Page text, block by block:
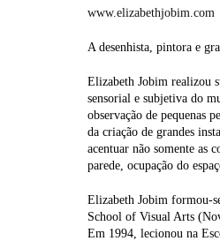
www.elizabethjobim.com
A desenhista, pintora e
Elizabeth Jobim realizou
sensorial e subjetiva do
observação de pequenas
da criação de grandes
acentuar não somente as
parede, ocupação do
Elizabeth Jobim formou-
School of Visual Arts
Em 1994, lecionou na